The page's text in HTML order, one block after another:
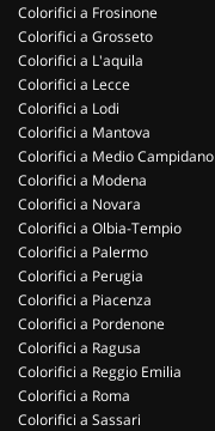
Colorifici a Frosinone
Colorifici a Grosseto
Colorifici a L'aquila
Colorifici a Lecce
Colorifici a Lodi
Colorifici a Mantova
Colorifici a Medio Campidano
Colorifici a Modena
Colorifici a Novara
Colorifici a Olbia-Tempio
Colorifici a Palermo
Colorifici a Perugia
Colorifici a Piacenza
Colorifici a Pordenone
Colorifici a Ragusa
Colorifici a Reggio Emilia
Colorifici a Roma
Colorifici a Sassari